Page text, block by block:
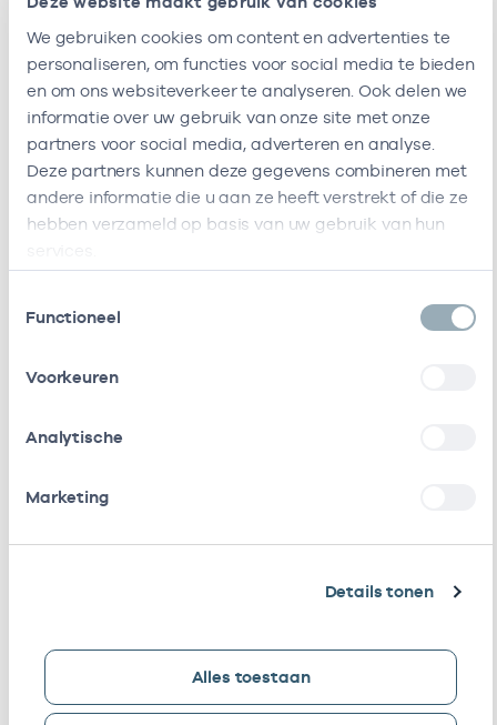
We gebruiken cookies om content en advertenties te
personaliseren, om functies voor social media te bieden
en om ons websiteverkeer te analyseren. Ook delen we
informatie over uw gebruik van onze site met onze
partners voor social media, adverteren en analyse.
Deze partners kunnen deze gegevens combineren met
andere informatie die u aan ze heeft verstrekt of die ze
hebben verzameld op basis van uw gebruik van hun
Functioneel
Voorkeuren
Analytische
Marketing
Details tonen
Alles toestaan
Bij deze onderneming werken de volgende
zorgverleners
resultaten weergeven
Alleen actieve
Zoeken:
A. Prins 01-07-
C. Van Dijk
In loondienst
94000238 01-01-